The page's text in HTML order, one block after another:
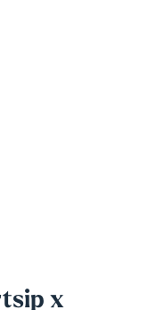
x